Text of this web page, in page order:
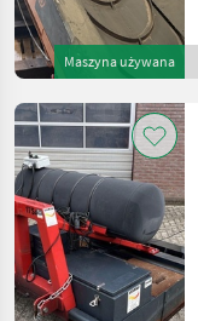
Maszyna używana